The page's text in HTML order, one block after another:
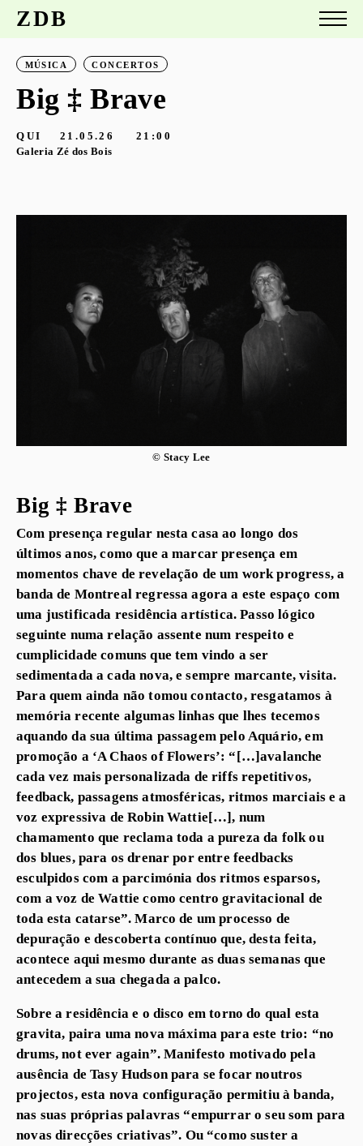
ZDB
MÚSICA CONCERTOS
Big ‡ Brave
QUI 21.05.26
21:00
Galeria Zé dos Bois
© Stacy Lee
Big ‡ Brave
Com presença regular nesta casa ao longo dos
últimos anos, como que a marcar presença em
momentos chave de revelação de um work progress, a
banda de Montreal regressa agora a este espaço com
uma justificada residência artística. Passo lógico
seguinte numa relação assente num respeito e
cumplicidade comuns que tem vindo a ser
sedimentada a cada nova, e sempre marcante, visita.
Para quem ainda não tomou contacto, resgatamos à
memória recente algumas linhas que lhes tecemos
aquando da sua última passagem pelo Aquário, em
promoção a ‘A Chaos of Flowers’: “[…]avalanche
cada vez mais personalizada de riffs repetitivos,
feedback, passagens atmosféricas, ritmos marciais e a
voz expressiva de Robin Wattie[…], num
chamamento que reclama toda a pureza da folk ou
dos blues, para os drenar por entre feedbacks
esculpidos com a parcimónia dos ritmos esparsos,
com a voz de Wattie como centro gravitacional de
toda esta catarse”. Marco de um processo de
depuração e descoberta contínuo que, desta feita,
acontece aqui mesmo durante as duas semanas que
antecedem a sua chegada a palco.
Sobre a residência e o disco em torno do qual esta
gravita, paira uma nova máxima para este trio: “no
drums, not ever again”. Manifesto motivado pela
ausência de Tasy Hudson para se focar noutros
projectos, esta nova configuração permitiu à banda,
nas suas próprias palavras “empurrar o seu som para
novas direcções criativas”. Ou “como suster a